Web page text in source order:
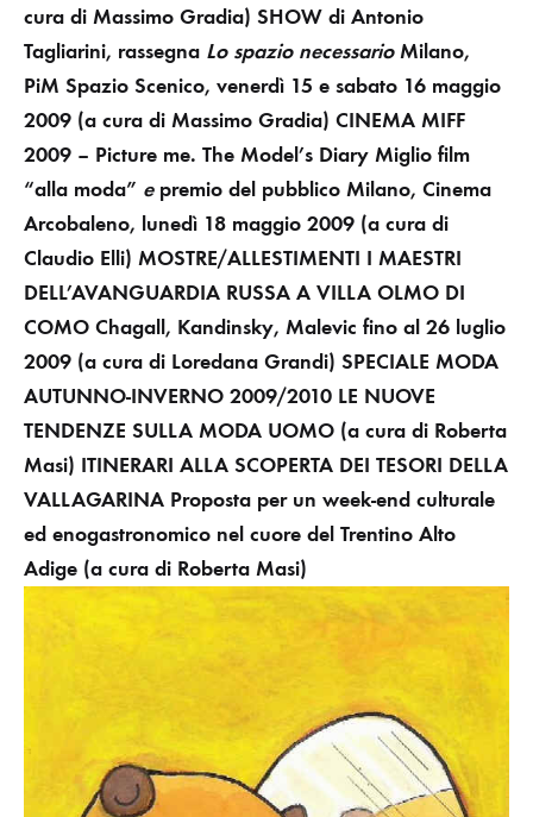
cura di Massimo Gradia) SHOW di Antonio
Tagliarini, rassegna Lo spazio necessario Milano,
PiM Spazio Scenico, venerdì 15 e sabato 16 maggio
2009 (a cura di Massimo Gradia) CINEMA MIFF
2009 – Picture me. The Model’s Diary Miglio film
“alla moda” e premio del pubblico Milano, Cinema
Arcobaleno, lunedì 18 maggio 2009 (a cura di
Claudio Elli) MOSTRE/ALLESTIMENTI I MAESTRI
DELL’AVANGUARDIA RUSSA A VILLA OLMO DI
COMO Chagall, Kandinsky, Malevic fino al 26 luglio
2009 (a cura di Loredana Grandi) SPECIALE MODA
AUTUNNO-INVERNO 2009/2010 LE NUOVE
TENDENZE SULLA MODA UOMO (a cura di Roberta
Masi) ITINERARI ALLA SCOPERTA DEI TESORI DELLA
VALLAGARINA Proposta per un week-end culturale
ed enogastronomico nel cuore del Trentino Alto
Adige (a cura di Roberta Masi)